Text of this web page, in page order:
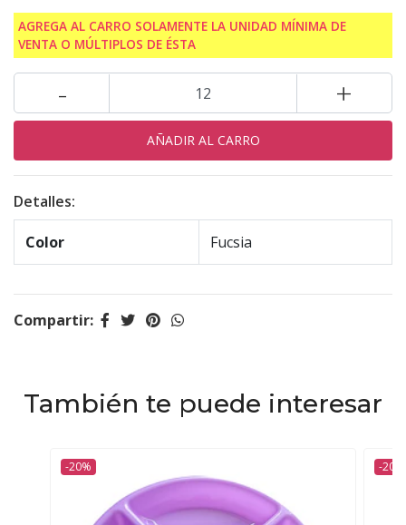
AGREGA AL CARRO SOLAMENTE LA UNIDAD MÍNIMA DE
VENTA O MÚLTIPLOS DE ÉSTA
+
-
Detalles:
Color Fucsia
Compartir:
También te puede interesar
-20% -20%